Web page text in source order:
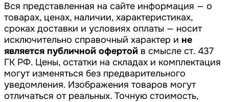
Вся представленная на сайте информация — о
товарах, ценах, наличии, характеристиках,
сроках доставки и условиях оплаты — носит
исключительно справочный характер и не
является публичной офертой в смысле ст. 437
ГК РФ. Цены, остатки на складах и комплектация
могут изменяться без предварительного
уведомления. Изображения товаров могут
отличаться от реальных. Точную стоимость,